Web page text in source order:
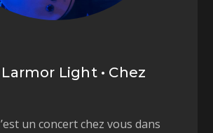
Light • Chez
un concert chez vous dans